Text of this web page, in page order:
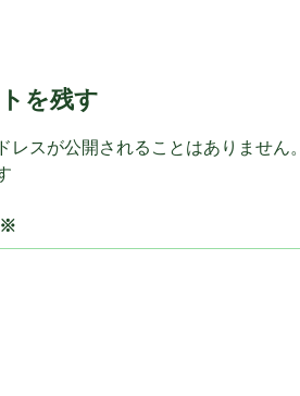
を残す
レスが公開されることはありません。
※